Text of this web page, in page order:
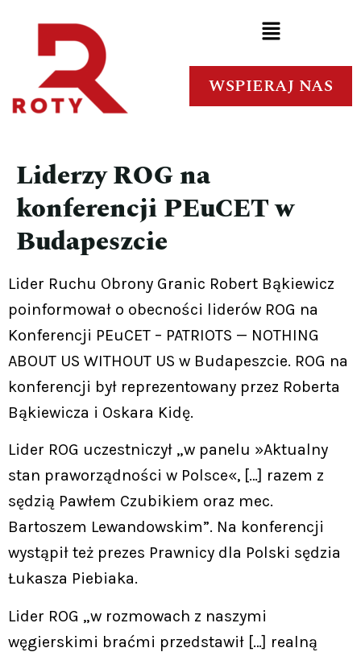
WSPIERAJ NAS
Liderzy ROG na
konferencji PEuCET w
Budapeszcie
Lider Ruchu Obrony Granic Robert Bąkiewicz
poinformował o obecności liderów ROG na
Konferencji PEuCET – PATRIOTS — NOTHING
ABOUT US WITHOUT US w Budapeszcie. ROG na
konferencji był reprezentowany przez Roberta
Bąkiewicza i Oskara Kidę.
Lider ROG uczestniczył „w panelu »Aktualny
stan praworządności w Polsce«, […] razem z
sędzią Pawłem Czubikiem oraz mec.
Bartoszem Lewandowskim”. Na konferencji
wystąpił też prezes Prawnicy dla Polski sędzia
Łukasza Piebiaka.
Lider ROG „w rozmowach z naszymi
węgierskimi braćmi przedstawił […] realną